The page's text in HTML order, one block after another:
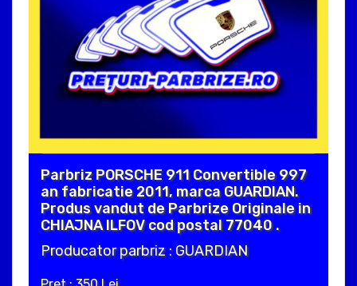
Parbriz PORSCHE 911 Convertible 997
an fabricatie 2011, marca GUARDIAN.
Produs vandut de Parbrize Originale in
CHIAJNA ILFOV cod postal 77040 .
Producator parbriz : GUARDIAN